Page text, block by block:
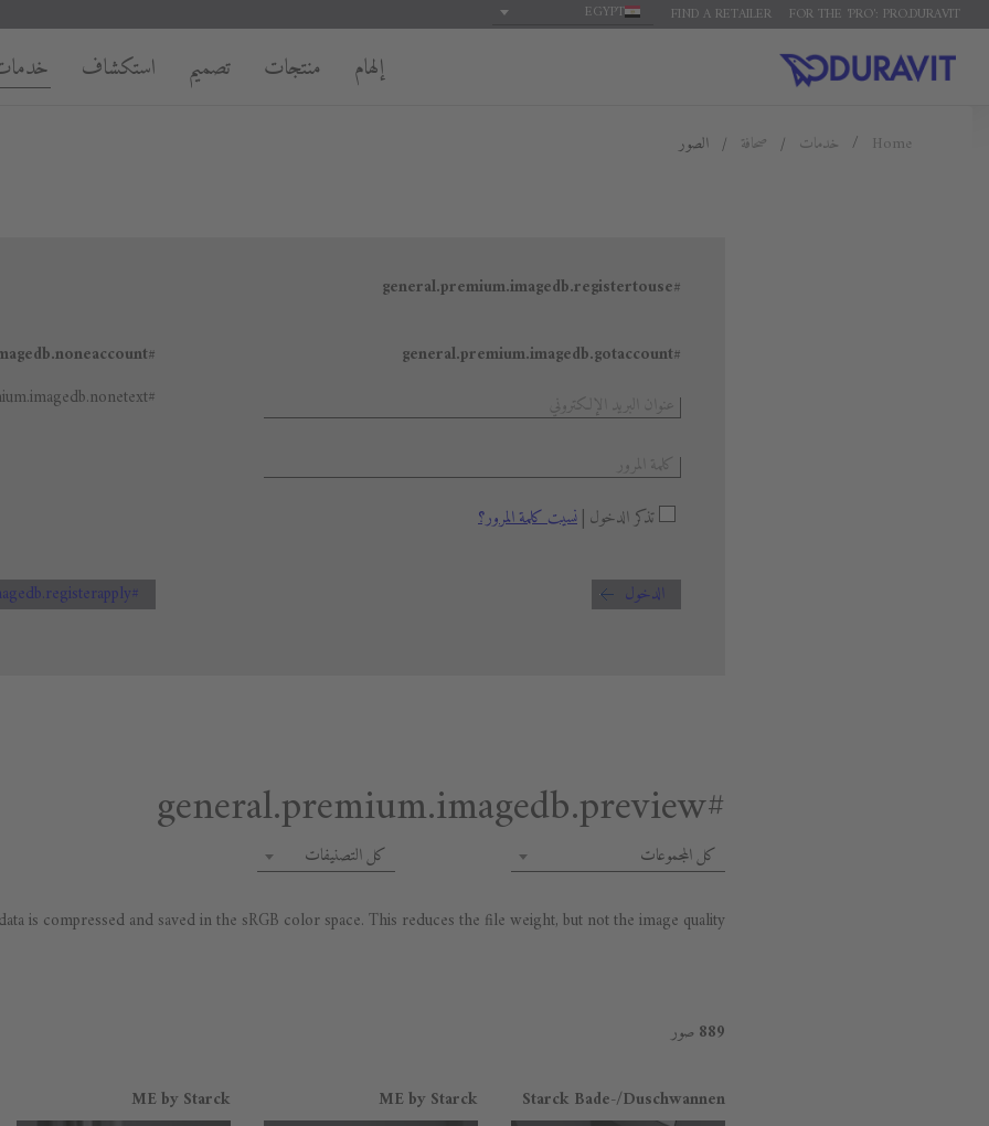
FOR THE 'PRO': PRO.DURAVIT
FIND A RETAILER
EGYPT
إلهام منتجات تصميم استكشاف
Home خدمات صحافة الصور
#general.premium.imagedb.registertouse
#general.premium.imagedb.gotaccount
تذكر الدخول |نسيت كلمة المرور؟
#general.premium.imagedb.noneaccount
#general.premium.imagedb.nonetext
الدخول #general.premium.imagedb.registerapply
#general.premium.imagedb.preview
كل المجموعات كل التصنيفات
is compressed and saved in the sRGB color space. This reduces the file weight, but not the image quality.
889 صور
Starck Bade-/Duschwannen
ME by Starck
ME by Starck